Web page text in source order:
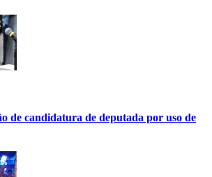
de candidatura de deputada por uso de